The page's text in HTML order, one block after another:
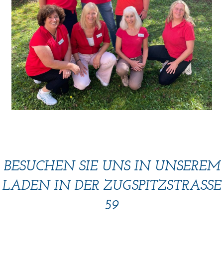
BESUCHEN SIE UNS IN UNSEREM
LADEN IN DER ZUGSPITZSTRASSE 5
9